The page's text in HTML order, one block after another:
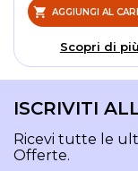
AGGIUNGI AL
Scopri di più
ISCRIVITI
Ricevi tutte le
Offerte.